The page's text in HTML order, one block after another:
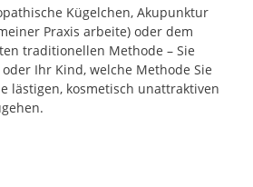
Kügelchen, Akupunktur
Praxis arbeite) oder dem
traditionellen Methode – Sie
Ihr Kind, welche Methode Sie
lästigen, kosmetisch unattraktiven